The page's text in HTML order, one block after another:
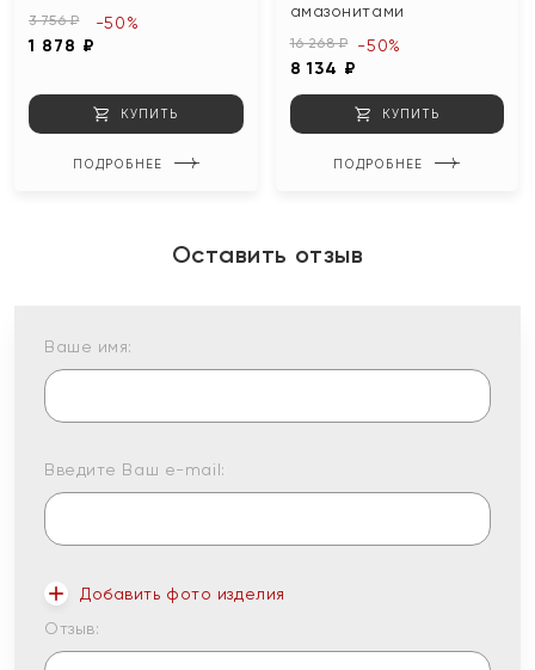
3 756 ₽
1 878 ₽
-50%
КУПИТЬ
ПОДРОБНЕЕ
амазонитами
16 268 ₽
8 134 ₽
-50%
КУПИТЬ
ПОДРОБНЕЕ
Оставить отзыв
Ваше имя:
Введите Ваш e-mail:
Добавить фото изделия
Отзыв: